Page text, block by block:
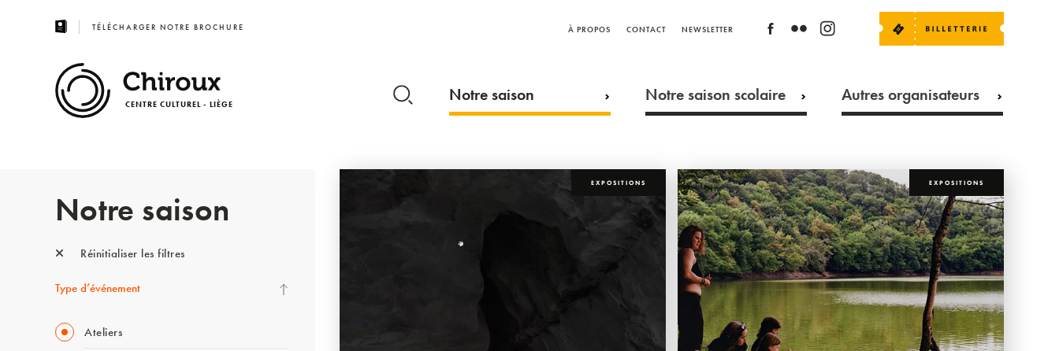
TÉLÉCHARGER NOTRE BROCHURE À PROPOS CONTACT NEWSLETTER
CENTRE CULTUREL - LIÈGE Notre saison Notre saison scolaire Autres organisateurs
Notre saison
Réinitialiser les filtres
Type d’événement
Ateliers
EXPOSITIONS EXPOSITIONS